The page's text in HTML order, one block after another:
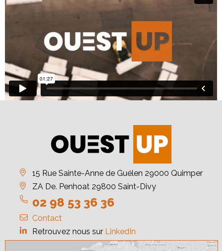
15 Rue Sainte-Anne de Guélen 29000 Quimper
ZA De. Penhoat 29800 Saint-Divy
02 98 53 36 36
Contact
Retrouvez nous sur LinkedIn